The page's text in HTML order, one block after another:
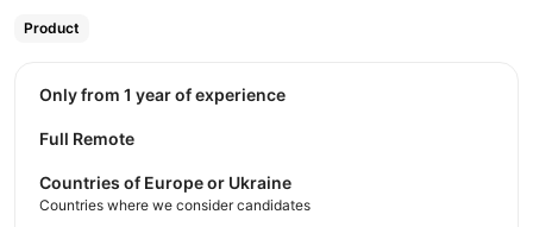
Product
Only from 1 year of experience
Full Remote
Countries of Europe or Ukraine
Countries where we consider candidates